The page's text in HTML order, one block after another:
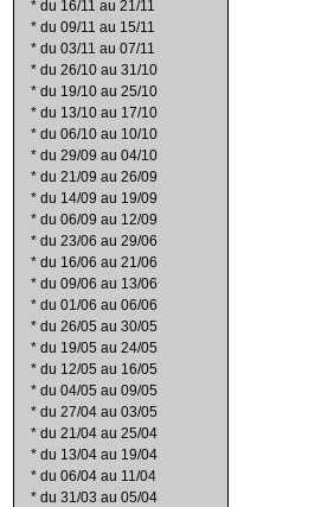
* du 16/11 au 21/11
* du 09/11 au 15/11
* du 03/11 au 07/11
* du 26/10 au 31/10
* du 19/10 au 25/10
* du 13/10 au 17/10
* du 06/10 au 10/10
* du 29/09 au 04/10
* du 21/09 au 26/09
* du 14/09 au 19/09
* du 06/09 au 12/09
* du 23/06 au 29/06
* du 16/06 au 21/06
* du 09/06 au 13/06
* du 01/06 au 06/06
* du 26/05 au 30/05
* du 19/05 au 24/05
* du 12/05 au 16/05
* du 04/05 au 09/05
* du 27/04 au 03/05
* du 21/04 au 25/04
* du 13/04 au 19/04
* du 06/04 au 11/04
* du 31/03 au 05/04